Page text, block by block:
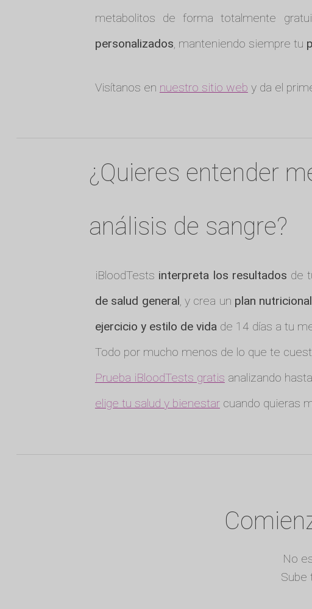
metabolitos de forma totalmente
personalizados, manteniendo siempre tu
Visítanos en nuestro sitio web y da el
¿Quieres entender
análisis de sangre?
iBloodTests interpreta los resultados de
de salud general, y crea un plan
ejercicio y estilo de vidade 14 días a tu
Todo por mucho menos de lo que te
Prueba iBloodTests gratis analizando
elige tu salud y bienestarcuando quieras
No
Sube